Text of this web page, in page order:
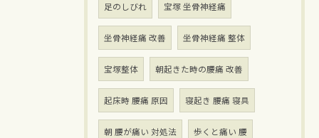
足のしびれ 宝塚 坐骨神経痛
坐骨神経痛 改善 坐骨神経痛 整体
宝塚整体 朝起きた時の腰痛 改善
起床時 腰痛 原因 寝起き 腰痛 寝具
朝 腰が痛い 対処法 歩くと痛い 腰